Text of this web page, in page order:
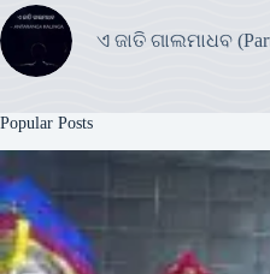
ଏ ଜାତି ଗାଲମାଧବ
Popular Posts